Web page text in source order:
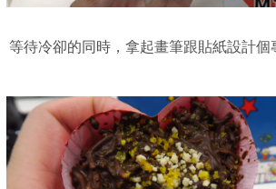
等待冷卻的同時，拿起畫筆跟貼紙設計個